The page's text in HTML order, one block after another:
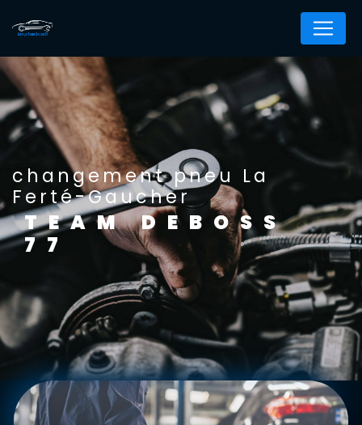
changement pneu La
Ferté-Gaucher
TEAM DEBOSS
77